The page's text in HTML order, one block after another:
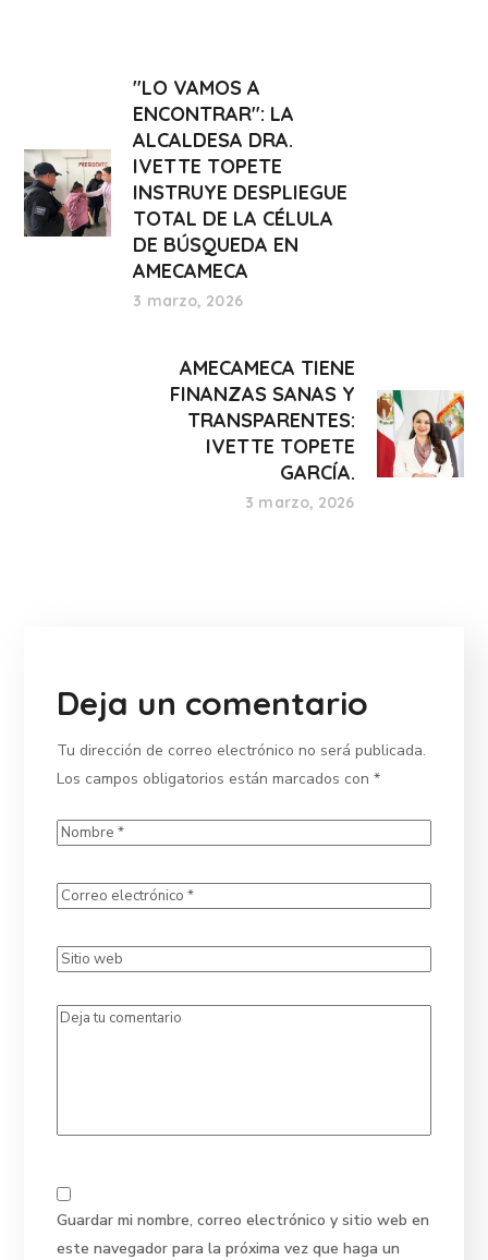
"LO VAMOS A
ENCONTRAR": LA
ALCALDESA DRA.
IVETTE TOPETE
INSTRUYE DESPLIEGUE
TOTAL DE LA CÉLULA
DE BÚSQUEDA EN
AMECAMECA
3 marzo, 2026
AMECAMECA TIENE
FINANZAS SANAS Y
TRANSPARENTES:
IVETTE TOPETE
GARCÍA.
3 marzo, 2026
Deja un comentario
Tu dirección de correo electrónico no será publicada.
Los campos obligatorios están marcados con*
Guardar mi nombre, correo electrónico y sitio web en
este navegador para la próxima vez que haga un